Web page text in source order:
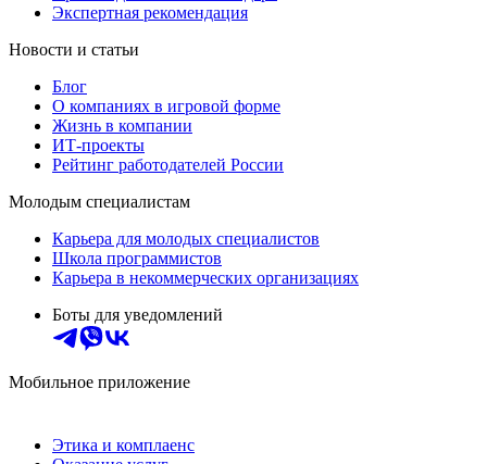
Экспертная рекомендация
Новости и статьи
Блог
О компаниях в игровой форме
Жизнь в компании
ИТ-проекты
Рейтинг работодателей России
Молодым специалистам
Карьера для молодых специалистов
Школа программистов
Карьера в некоммерческих организациях
Боты для уведомлений
Мобильное приложение
Этика и комплаенс